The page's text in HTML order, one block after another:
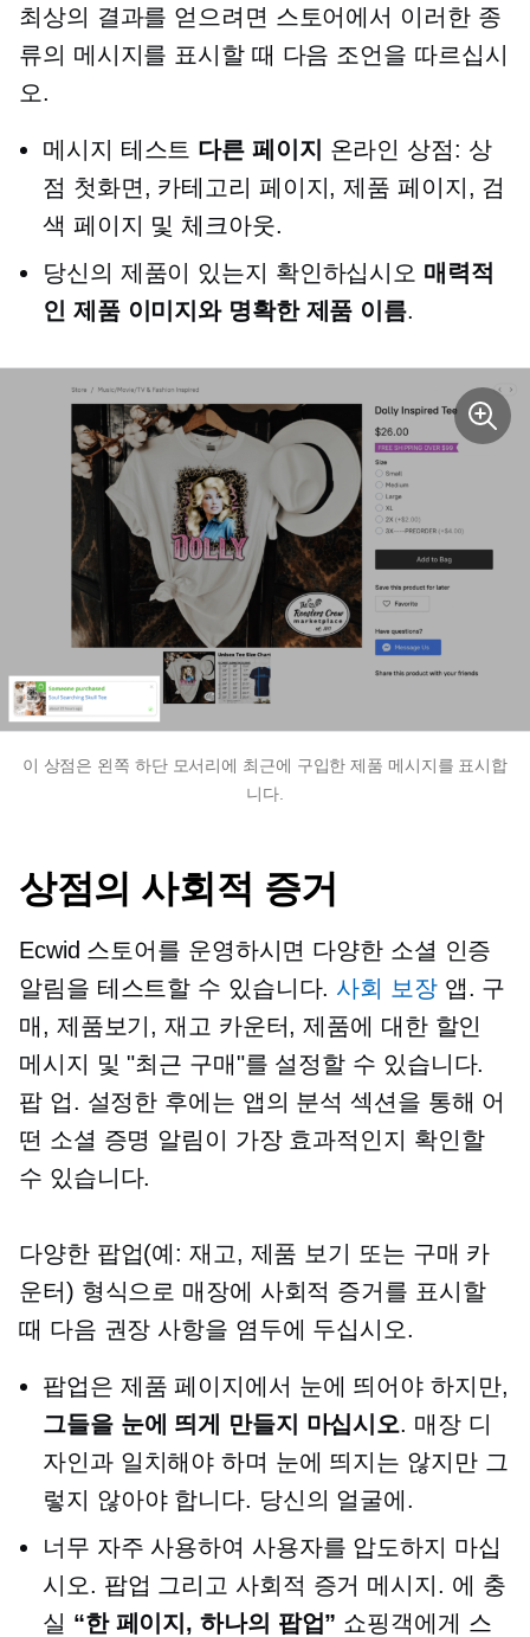
최상의 결과를 얻으려면 스토어에서 이러한 종
류의 메시지를 표시할 때 다음 조언을 따르십시
오.
메시지 테스트 다른 페이지 온라인 상점: 상
점 첫화면, 카테고리 페이지, 제품 페이지, 검
색 페이지 및 체크아웃.
당신의 제품이 있는지 확인하십시오 매력적
인 제품 이미지와 명확한 제품 이름.
이 상점은 왼쪽 하단 모서리에 최근에 구입한 제품 메시지를 표시합
니다.
상점의 사회적 증거
Ecwid 스토어를 운영하시면 다양한 소셜 인증
알림을 테스트할 수 있습니다. 사회 보장앱. 구
매, 제품보기, 재고 카운터, 제품에 대한 할인
메시지 및 "최근 구매"를 설정할 수 있습니다.
팝 업. 설정한 후에는 앱의 분석 섹션을 통해 어
떤 소셜 증명 알림이 가장 효과적인지 확인할
수 있습니다.
다양한 팝업(예: 재고, 제품 보기 또는 구매 카
운터) 형식으로 매장에 사회적 증거를 표시할
때 다음 권장 사항을 염두에 두십시오.
팝업은 제품 페이지에서 눈에 띄어야 하지만,
그들을 눈에 띄게 만들지 마십시오. 매장 디
자인과 일치해야 하며 눈에 띄지는 않지만 그
렇지 않아야 합니다. 당신의 얼굴에.
너무 자주 사용하여 사용자를 압도하지 마십
시오. 팝업 그리고 사회적 증거 메시지. 에 충
실 “한 페이지, 하나의 팝업” 쇼핑객에게 스